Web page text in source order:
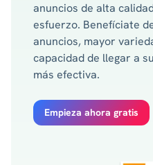
anuncios de alta
esfuerzo. Benefíciate
anuncios, mayor
capacidad de llegar a
más efectiva.
Empieza ahora gratis